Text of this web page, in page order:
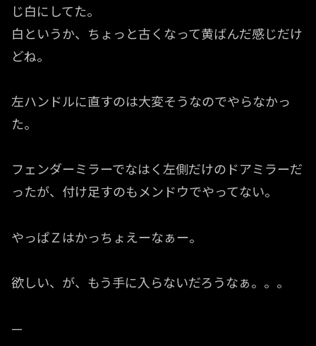
じ白にしてた。
白というか、ちょっと古くなって黄ばんだ感じだけ
どね。
左ハンドルに直すのは大変そうなのでやらなかっ
た。
フェンダーミラーでなはく左側だけのドアミラーだ
ったが、付け足すのもメンドウでやってない。
やっぱＺはかっちょえーなぁー。
欲しい、が、もう手に入らないだろうなぁ。。。
—